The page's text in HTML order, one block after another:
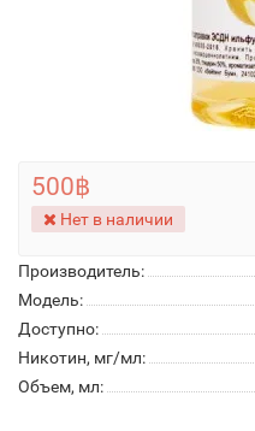
Производитель:
Модель:
Доступно:
Никотин, мг/мл:
Объем, мл:
500฿
Нет в наличии